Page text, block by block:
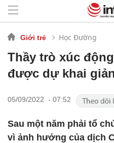
Giới trẻ Học Đường
Thầy trò xúc
được dự khai
05/09/2022 - 07:52
Sau một năm phải tổ
vì ảnh hưởng của dịch